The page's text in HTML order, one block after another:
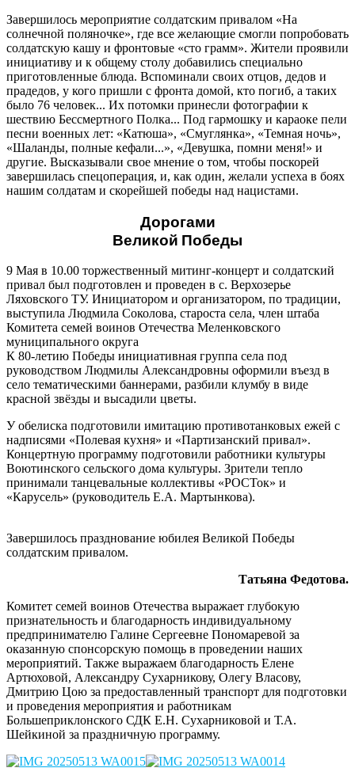
Завершилось мероприятие солдатским привалом «На
солнечной поляночке», где все желающие смогли попробовать
солдатскую кашу и фронтовые «сто грамм». Жители проявили
инициативу и к общему столу добавились специально
приготовленные блюда. Вспоминали своих отцов, дедов и
прадедов, у кого пришли с фронта домой, кто погиб, а таких
было 76 человек... Их потомки принесли фотографии к
шествию Бессмертного Полка... Под гармошку и караоке пели
песни военных лет: «Катюша», «Смуглянка», «Темная ночь»,
«Шаланды, полные кефали...», «Девушка, помни меня!» и
другие. Высказывали свое мнение о том, чтобы поскорей
завершилась спецоперация, и, как один, желали успеха в боях
нашим солдатам и скорейшей победы над нацистами.
Дорогами
Великой Победы
9 Мая в 10.00 торжественный митинг-концерт и солдатский
привал был подготовлен и проведен в с. Верхозерье
Ляховского ТУ. Инициатором и организатором, по традиции,
выступила Людмила Соколова, староста села, член штаба
Комитета семей воинов Отечества Меленковского
муниципального округа
К 80-летию Победы инициативная группа села под
руководством Людмилы Александровны оформили въезд в
село тематическими баннерами, разбили клумбу в виде
красной звёзды и высадили цветы.
У обелиска подготовили имитацию противотанковых ежей с
надписями «Полевая кухня» и «Партизанский привал».
Концертную программу подготовили работники культуры
Воютинского сельского дома культуры. Зрители тепло
принимали танцевальные коллективы «РОСТок» и
«Карусель» (руководитель Е.А. Мартынкова).
Завершилось празднование юбилея Великой Победы
солдатским привалом.
Татьяна Федотова.
Комитет семей воинов Отечества выражает глубокую
признательность и благодарность индивидуальному
предпринимателю Галине Сергеевне Пономаревой за
оказанную спонсорскую помощь в проведении наших
мероприятий. Также выражаем благодарность Елене
Артюховой, Александру Сухарникову, Олегу Власову,
Дмитрию Цою за предоставленный транспорт для подготовки
и проведения мероприятия и работникам
Большеприклонского СДК Е.Н. Сухарниковой и Т.А.
Шейкиной за праздничную программу.